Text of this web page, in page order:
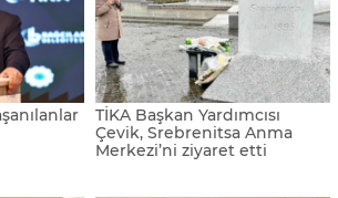
TİKA Başkan Yardımcısı
Çevik, Srebrenitsa Anma
Merkezi’ni ziyaret etti